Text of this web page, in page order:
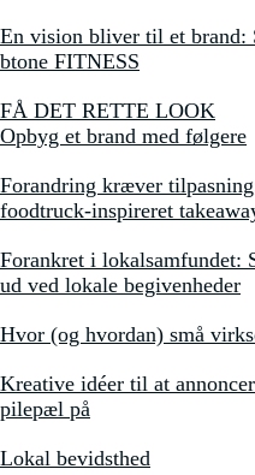
En vision bliver til et brand:
btone FITNESS
FÅ DET RETTE LOOK
Opbyg et brand med følgere
Forandring kræver
foodtruck-inspireret
Forankret i lokalsamfundet:
ud ved lokale begivenheder
Hvor (og hvordan) små
Kreative idéer til at
pilepæl på
Lokal bevidsthed